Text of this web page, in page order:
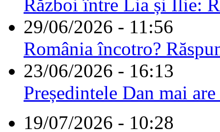
Război între Lia și Ilie:
29/06/2026 - 11:56
România încotro?
23/06/2026 - 16:13
Președintele Dan mai
19/07/2026 - 10:28